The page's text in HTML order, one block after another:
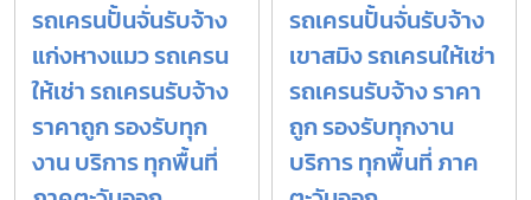
รถเครนปั้นจั่นรับจ้าง
แก่งหางแมว รถเครน
ให้เช่า รถเครนรับจ้าง
ราคาถูก รองรับทุก
งาน บริการ ทุกพื้นที่
รถเครนปั้นจั่นรับจ้าง
เขาสมิง รถเครนให้เช่า
รถเครนรับจ้าง ราคา
ถูก รองรับทุกงาน
บริการ ทุกพื้นที่ ภาค